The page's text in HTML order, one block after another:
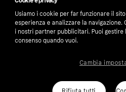
number: 556737-0431
Usiamo i cookie per far funzionare il
esperienza e analizzare la navigazione.
i nostri partner pubblicitari. Puoi gestire
consenso quando vuoi.
Cambia